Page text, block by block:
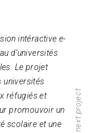
intéractive e-
d’universités
Le projet
universités
réfugiés et
promouvoir un
scolaire et une
next project